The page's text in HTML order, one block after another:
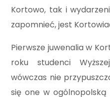
Kortowo, tak i
zapomnieć, jest
Pierwsze juwenalia w
roku studenci
wówczas nie
się one w